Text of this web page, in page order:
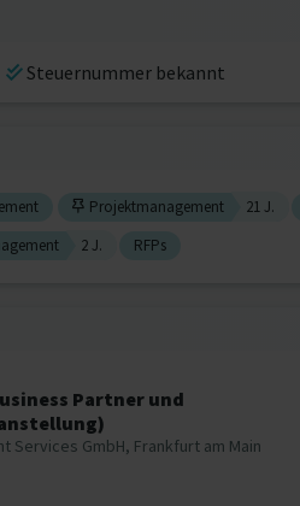
Steuernummer bekannt
Projektmanagement 21 J.
2 J. RFPs
Partner und
Services GmbH, Frankfurt am Main